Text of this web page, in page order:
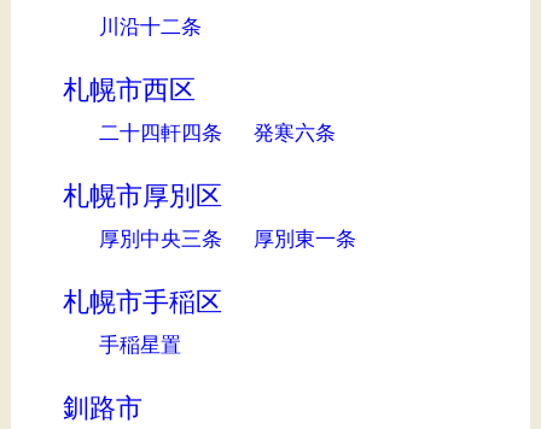
川沿十二条
札幌市西区
二十四軒四条 発寒六条
札幌市厚別区
厚別中央三条 厚別東一条
札幌市手稲区
手稲星置
釧路市